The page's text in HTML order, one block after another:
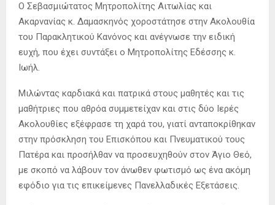
Ο Σεβασμιώτατος Μητροπολίτης Αιτωλίας και
Ακαρνανίας κ. Δαμασκηνός χοροστάτησε στην Ακολουθία
του Παρακλητικού Κανόνος και ανέγνωσε την ειδική
ευχή, που έχει συντάξει ο Μητροπολίτης Εδέσσης κ.
Ιωήλ.
Μιλώντας καρδιακά και πατρικά στους μαθητές και τις
μαθήτριες που αθρόα συμμετείχαν και στις δύο Ιερές
Ακολουθίες εξέφρασε τη χαρά του, γιατί ανταποκρίθηκαν
στην πρόσκληση του Επισκόπου και Πνευματικού τους
Πατέρα και προσήλθαν να προσευχηθούν στον Άγιο Θεό,
με σκοπό να λάβουν τον άνωθεν φωτισμό ως ένα ακόμη
εφόδιο για τις επικείμενες Πανελλαδικές Εξετάσεις.